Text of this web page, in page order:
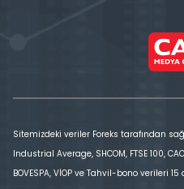
Sitemizdeki veriler Foreks tarafından
Industrial Average, SHCOM, FTSE 100,
BOVESPA, VİOP ve Tahvil-bono verileri 15